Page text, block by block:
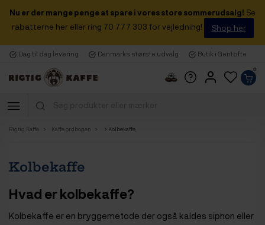
Nu er der mange penge at spare i vores store sommerudsalg! Se
rabatterne her eller ring 70 777 303 for vejledning!
Shop her
Dag til dag levering Danmarks største udvalg Butik i Gentofte
0
Rigtig Kaffe Kaffe ordbogen > Kolbekaffe
Kolbekaffe
Hvad er kolbekaffe?
Kolbekaffe er en bryggemetode der også kaldes siphon eller